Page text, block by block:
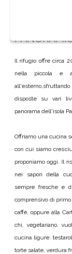
IMMERSO
Il rifugio offre circa
nella piccola e
disposte su vari
panorama dell'isola
Offriamo una cucina
con cui siamo
proponiamo oggi. Il
nei sapori della
sempre fresche e
comprensivo di
caffè, oppure alla
chi, vegetariano,
cucina ligure:
torte salate, verdura